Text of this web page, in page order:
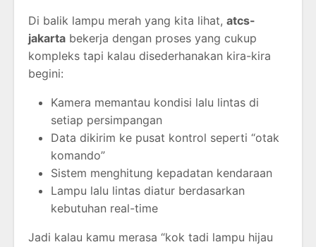
Di balik lampu merah yang kita lihat, atcs-
jakarta bekerja dengan proses yang cukup
kompleks tapi kalau disederhanakan kira-kira
begini:
Kamera memantau kondisi lalu lintas di
setiap persimpangan
Data dikirim ke pusat kontrol seperti “otak
komando”
Sistem menghitung kepadatan kendaraan
Lampu lalu lintas diatur berdasarkan
kebutuhan real-time
Jadi kalau kamu merasa “kok tadi lampu hijau